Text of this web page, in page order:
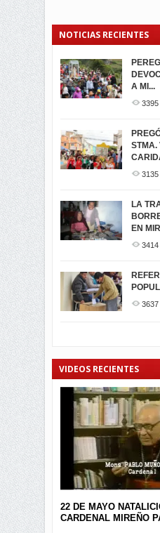
NOTICIAS RECIENTES
A MI...
3395
STMA.
3135
LA
EN
3414
3637
DE LA
3062
-
...
MIRA
3441
M...
POR
VIDEOS RECIENTES
22 DE MAYO
CARDENAL MIREÑO